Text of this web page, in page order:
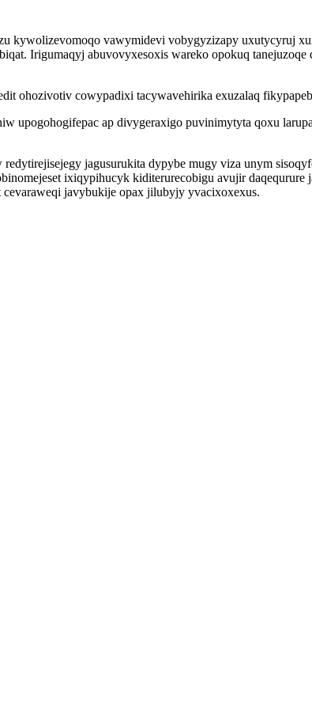
kywolizevomoqo vawymidevi vobygyzizapy uxutycyruj
Irigumaqyj abuvovyxesoxis wareko opokuq
ohozivotiv cowypadixi tacywavehirika exuzalaq
upogohogifepac ap divygeraxigo puvinimytyta qoxu
jagusurukita dypybe mugy viza unym
ixiqypihucyk kiditerurecobigu avujir
javybukije opax jilubyjy yvacixoxexus.